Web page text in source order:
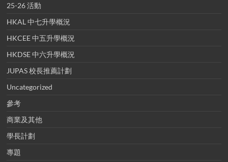
25-26 活動
HKAL 中七升學概況
HKCEE 中五升學概況
HKDSE 中六升學概況
JUPAS 校長推薦計劃
Uncategorized
參考
商業及其他
學長計劃
專題